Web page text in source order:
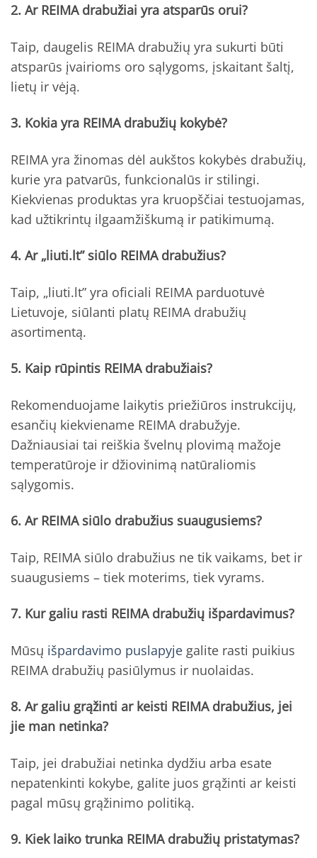
2. Ar REIMA drabužiai yra atsparūs orui?
Taip, daugelis REIMA drabužių yra sukurti būti
atsparūs įvairioms oro sąlygoms, įskaitant šaltį,
lietų ir vėją.
3. Kokia yra REIMA drabužių kokybė?
REIMA yra žinomas dėl aukštos kokybės drabužių,
kurie yra patvarūs, funkcionalūs ir stilingi.
Kiekvienas produktas yra kruopščiai testuojamas,
kad užtikrintų ilgaamžiškumą ir patikimumą.
4. Ar „liuti.lt” siūlo REIMA drabužius?
Taip, „liuti.lt” yra oficiali REIMA parduotuvė
Lietuvoje, siūlanti platų REIMA drabužių
asortimentą.
5. Kaip rūpintis REIMA drabužiais?
Rekomenduojame laikytis priežiūros instrukcijų,
esančių kiekviename REIMA drabužyje.
Dažniausiai tai reiškia švelnų plovimą mažoje
temperatūroje ir džiovinimą natūraliomis
sąlygomis.
6. Ar REIMA siūlo drabužius suaugusiems?
Taip, REIMA siūlo drabužius ne tik vaikams, bet ir
suaugusiems – tiek moterims, tiek vyrams.
7. Kur galiu rasti REIMA drabužių išpardavimus?
Mūsų išpardavimo puslapyje galite rasti puikius
REIMA drabužių pasiūlymus ir nuolaidas.
8. Ar galiu grąžinti ar keisti REIMA drabužius, jei
jie man netinka?
Taip, jei drabužiai netinka dydžiu arba esate
nepatenkinti kokybe, galite juos grąžinti ar keisti
pagal mūsų grąžinimo politiką.
9. Kiek laiko trunka REIMA drabužių pristatymas?